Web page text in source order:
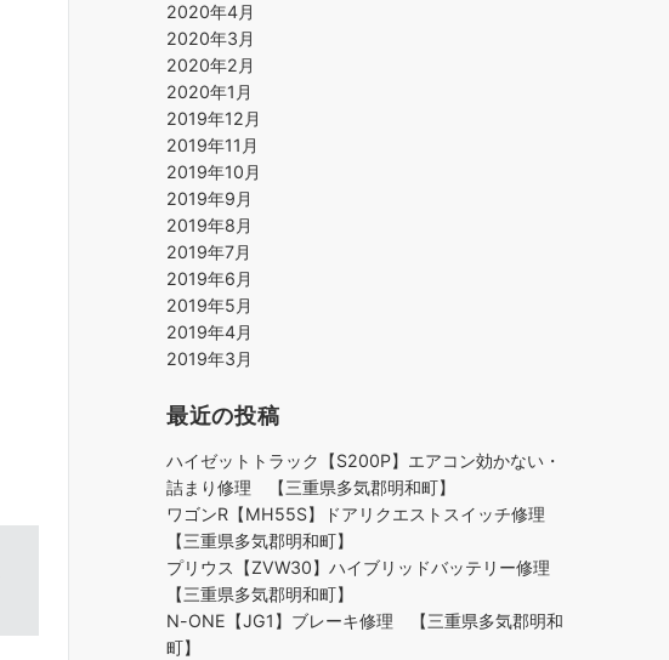
2020年4月
2020年3月
2020年2月
2020年1月
2019年12月
2019年11月
2019年10月
2019年9月
2019年8月
2019年7月
2019年6月
2019年5月
2019年4月
2019年3月
最近の投稿
ハイゼットトラック【S200P】エアコン効かない・
詰まり修理 【三重県多気郡明和町】
ワゴンR【MH55S】ドアリクエストスイッチ修理
【三重県多気郡明和町】
プリウス【ZVW30】ハイブリッドバッテリー修理
【三重県多気郡明和町】
N-ONE【JG1】ブレーキ修理 【三重県多気郡明和
町】